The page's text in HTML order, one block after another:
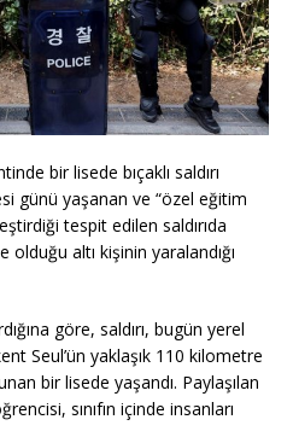
bir lisede bıçaklı saldırı
günü yaşanan ve “özel eğitim
tespit edilen saldırıda
altı kişinin yaralandığı
göre, saldırı, bugün yerel
Seul’ün yaklaşık 110 kilometre
bir lisede yaşandı. Paylaşılan
sınıfın içinde insanları